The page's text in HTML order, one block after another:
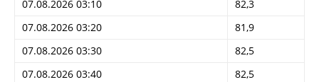
07.08.2026 03:10
82,3
07.08.2026 03:20
81,9
07.08.2026 03:30
82,5
07.08.2026 03:40
82,5